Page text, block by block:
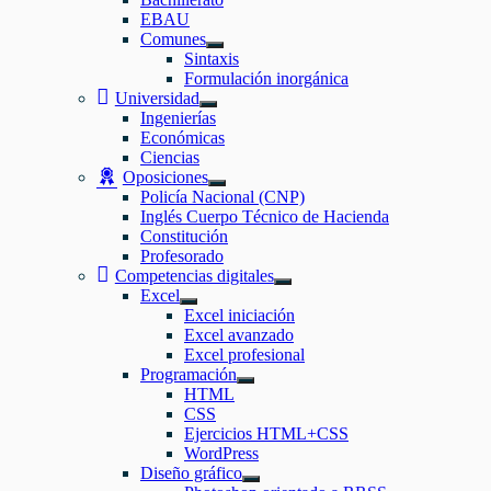
EBAU
Comunes
Mostrar
el
submenú
Sintaxis
Formulación inorgánica
Universidad
Mostrar
el
submenú
Ingenierías
Económicas
Ciencias
Oposiciones
Mostrar
el
submenú
Policía Nacional (CNP)
Inglés Cuerpo Técnico de Hacienda
Constitución
Profesorado
Competencias digitales
Mostrar
el
submenú
Excel
Mostrar
el
submenú
Excel iniciación
Excel avanzado
Excel profesional
Programación
Mostrar
HTML
CSS
Ejercicios HTML+CSS
WordPress
Diseño gráfico
Mostrar